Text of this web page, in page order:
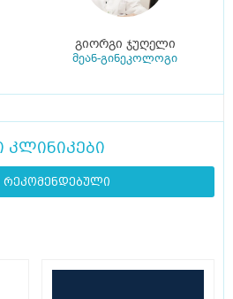
გიორგი ჯუღელი
მეან-გინეკოლოგი
კლინიკები
რეკომენდებული